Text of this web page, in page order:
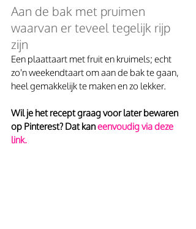
Aan de bak met pruimen
waarvan er teveel tegelijk rijp
zijn
Een plaattaart met fruit en kruimels; echt
zo'n weekendtaart om aan de bak te gaan,
heel gemakkelijk te maken en zo lekker.
Wil je het recept graag voor later bewaren
op Pinterest? Dat kan eenvoudig via deze
link.